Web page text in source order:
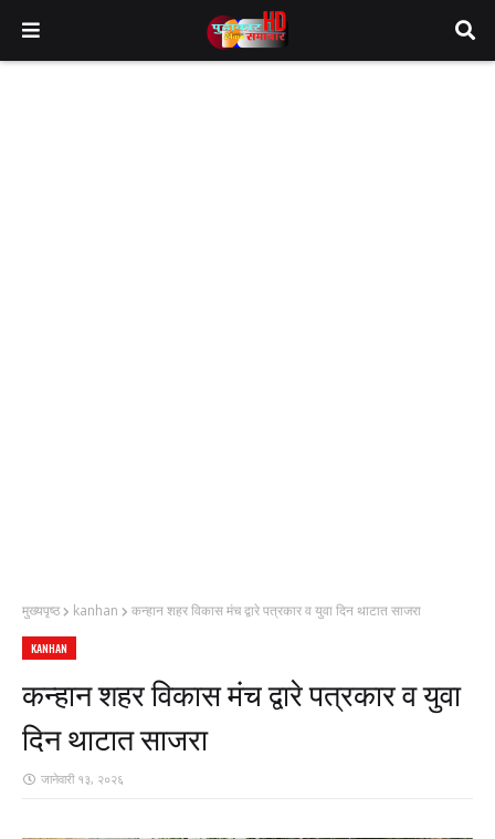
मुख्यपृष्ठ kanhan कन्हान शहर विकास मंच द्वारे पत्रकार व युवा दिन थाटात साजरा
KANHAN
कन्हान शहर विकास मंच द्वारे पत्रकार व युवा
दिन थाटात साजरा
जानेवारी १३, २०२६